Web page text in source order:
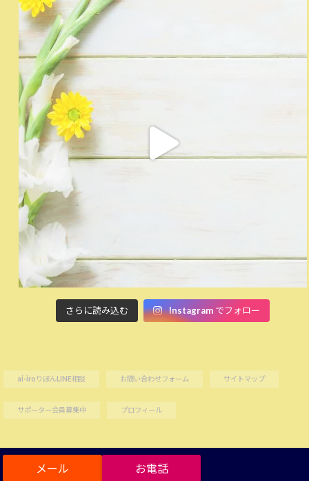
さらに読み込む Instagram でフォロー
ai-iroりぼんLINE相談 お問い合わせフォーム サイトマップ
サポーター会員募集中 プロフィール
Copyright© 一般社団法人リボンズ